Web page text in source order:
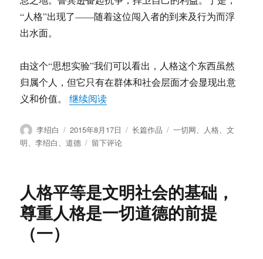
道
德
提
（三）
“人格”出现了——随着这位闯入者的到来及行为而浮
出水面。
由这个“思想实验”我们可以看出，人格这个东西虽然
归属个人，但它只有在群体和社会层面才会显现出意
义和价值。继续阅读“人格平等是文明社会的基础，尊重
作
者
李绍白
发
布
2015年8月17日
分
长篇作品
标
一切网、 人格、文
明、李绍白、道德
于
等
是
文
留下评论
人格平等是文明社会的基础，
尊重人格是一切道德的前提
（一）